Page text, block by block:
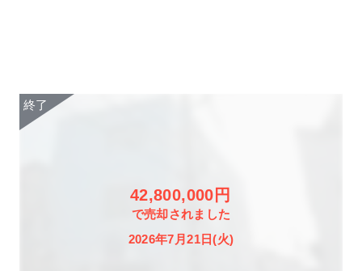
42,800,000円
で売却されました
2026年7月21日(火)